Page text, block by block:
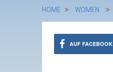
HOME WOMEN
AUF